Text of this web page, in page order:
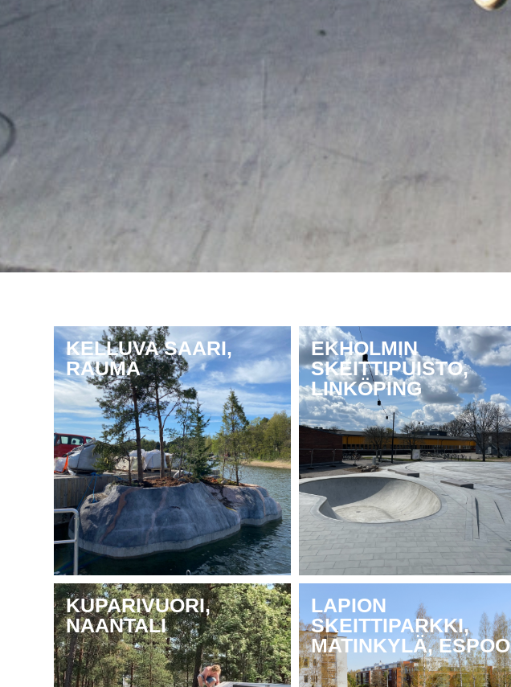
KELLUVA SAARI,
RAUMA
EKHOLMIN
SKEITTIPUISTO,
LINKÖPING
KUPARIVUORI,
NAANTALI
LAPION
SKEITTIPARKKI,
MATINKYLÄ, ESPOO